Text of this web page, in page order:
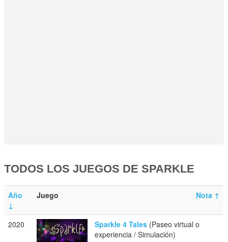
TODOS LOS JUEGOS DE SPARKLE
Año
↓
Nota ↑
Juego
2020 Sparkle 4 Tales (Paseo virtual o
experiencia / Simulación)